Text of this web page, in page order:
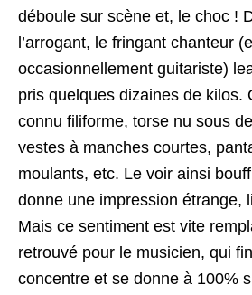
déboule sur scène et, le choc !
l’arrogant, le fringant chanteur
occasionnellement guitariste)
pris quelques dizaines de kilos.
connu filiforme, torse nu sous
vestes à manches courtes,
moulants, etc. Le voir ainsi
donne une impression étrange,
Mais ce sentiment est vite
retrouvé pour le musicien, qui
concentre et se donne à 100%